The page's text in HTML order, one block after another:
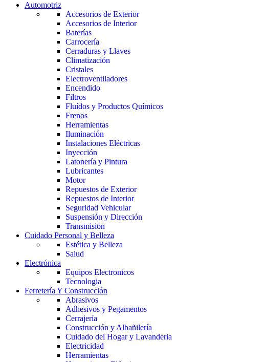
Automotriz
Accesorios de Exterior
Accesorios de Interior
Baterías
Carrocería
Cerraduras y Llaves
Climatización
Cristales
Electroventiladores
Encendido
Filtros
Fluídos y Productos Químicos
Frenos
Herramientas
Iluminación
Instalaciones Eléctricas
Inyección
Latonería y Pintura
Lubricantes
Motor
Repuestos de Exterior
Repuestos de Interior
Seguridad Vehicular
Suspensión y Dirección
Transmisión
Cuidado Personal y Belleza
Estética y Belleza
Salud
Electrónica
Equipos Electronicos
Tecnologia
Ferretería Y Construcción
Abrasivos
Adhesivos y Pegamentos
Cerrajería
Construcción y Albañilería
Cuidado del Hogar y Lavanderia
Electricidad
Herramientas